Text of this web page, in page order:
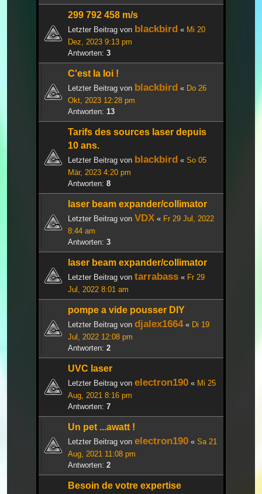
299 792 458 m/s
Letzter Beitrag von blackbird « Mi 20
Dez, 2023 9:13 pm
Antworten: 3
C'est la loi !
Letzter Beitrag von blackbird « Do 26
Okt, 2023 12:28 pm
Antworten: 13
Tarifs des sources laser depuis
10 ans.
Letzter Beitrag von blackbird « So 05
Mär, 2023 4:20 pm
Antworten: 8
laser beam expander/collimator
Letzter Beitrag von VDX « Fr 29 Jul, 2022
8:44 am
Antworten: 3
laser beam expander/collimator
Letzter Beitrag von tarrabass « Fr 29
Jul, 2022 8:01 am
pompe a vide pousser DIY
Letzter Beitrag von djalex1664« Di 19
Jul, 2022 12:08 pm
Antworten: 2
UVC laser
Letzter Beitrag von electron190 « Mi 25
Aug, 2021 8:16 pm
Antworten: 7
Un pet ...awatt !
Letzter Beitrag von electron190 « Sa 21
Aug, 2021 11:08 pm
Antworten: 2
Besoin de votre expertise